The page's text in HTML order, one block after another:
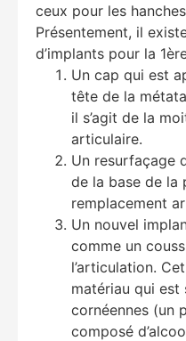
ceux pour les
Présentement, il
d’implants pour la
Un cap qui est
tête de la
il s’agit de la
articulaire.
Un resurfaçage
de la base de la
remplacement
Un nouvel
comme un
l’articulation.
matériau qui est
cornéennes (un
composé
Education Al